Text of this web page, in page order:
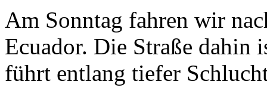
Am Sonntag fahren wir
Ecuador. Die Straße dahin
führt entlang tiefer